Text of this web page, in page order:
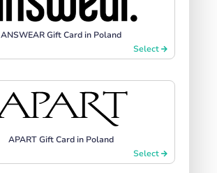
ANSWEAR Gift Card in Poland
Select
APART Gift Card in Poland
Select